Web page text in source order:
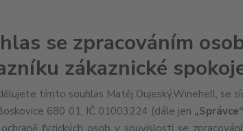
se zpracováním
zákaznické
tímto souhlas Matěj Oujeský,Winehell, se
680 01, IČ 01003224 (dále jen „Správce“
fyzických osob v souvislosti se